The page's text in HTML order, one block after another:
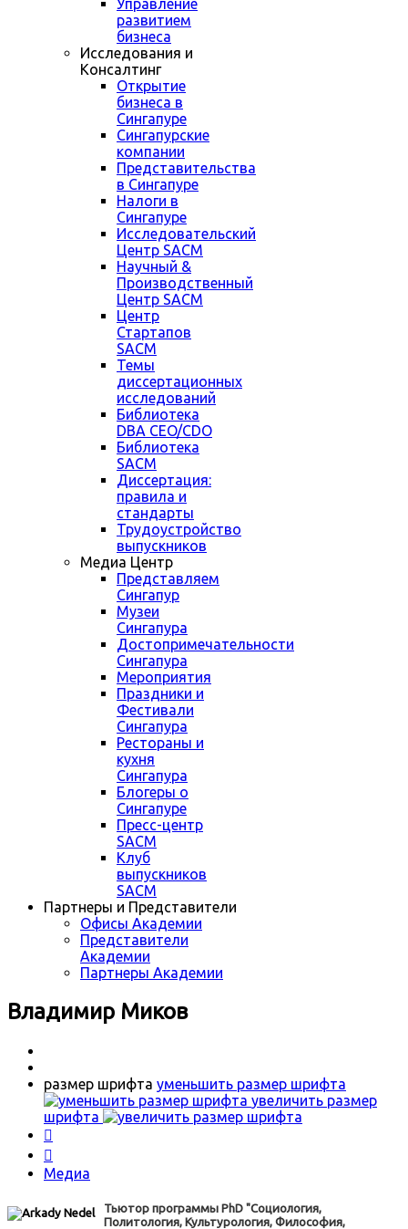
Управление
развитием
бизнеса
Исследования и
Консалтинг
Открытие
бизнеса в
Сингапуре
Сингапурские
компании
Представительства
в Сингапуре
Налоги в
Сингапуре
Исследовательский
Центр SACM
Научный &
Производственный
Центр SACM
Центр
Стартапов
SACM
Темы
диссертационных
исследований
Библиотека
DBA CEO/CDO
Библиотека
SACM
Диссертация:
правила и
стандарты
Трудоустройство
выпускников
Медиа Центр
Представляем
Сингапур
Музеи
Сингапура
Достопримечательности
Сингапура
Мероприятия
Праздники и
Фестивали
Сингапура
Рестораны и
кухня
Сингапура
Блогеры о
Сингапуре
Пресс-центр
SACM
Клуб
выпускников
SACM
Партнеры и Представители
Офисы Академии
Представители
Академии
Партнеры Академии
Владимир Миков
размер шрифта уменьшить размер шрифта
увеличить размер
шрифта


Медиа
Тьютор программы PhD "Социология,
Политология, Культурология, Философия,